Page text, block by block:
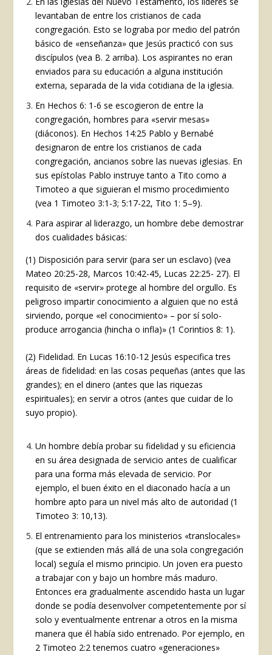
levantaban de entre los cristianos de cada
congregación. Esto se lograba por medio del patrón
básico de «enseñanza» que Jesús practicó con sus
discípulos (vea B. 2 arriba). Los aspirantes no eran
enviados para su educación a alguna institución
externa, separada de la vida cotidiana de la iglesia.
En Hechos 6: 1-6 se escogieron de entre la
congregación, hombres para «servir mesas»
(diáconos). En Hechos 14:25 Pablo y Bernabé
designaron de entre los cristianos de cada
congregación, ancianos sobre las nuevas iglesias. En
sus epístolas Pablo instruye tanto a Tito como a
Timoteo a que siguieran el mismo procedimiento
(vea 1 Timoteo 3:1-3; 5:17-22, Tito 1: 5–9).
Para aspirar al liderazgo, un hombre debe demostrar
dos cualidades básicas:
(1) Disposición para servir (para ser un esclavo) (vea
Mateo 20:25-28, Marcos 10:42-45, Lucas 22:25- 27). El
requisito de «servir» protege al hombre del orgullo. Es
peligroso impartir conocimiento a alguien que no está
sirviendo, porque «el conocimiento» – por sí solo-
produce arrogancia (hincha o infla)» (1 Corintios 8: 1).
(2) Fidelidad. En Lucas 16:10-12 Jesús especifica tres
áreas de fidelidad: en las cosas pequeñas (antes que las
grandes); en el dinero (antes que las riquezas
espirituales); en servir a otros (antes que cuidar de lo
suyo propio).
Un hombre debía probar su fidelidad y su eficiencia
en su área designada de servicio antes de cualificar
para una forma más elevada de servicio. Por
ejemplo, el buen éxito en el diaconado hacía a un
hombre apto para un nivel más alto de autoridad (1
Timoteo 3: 10,13).
El entrenamiento para los ministerios «translocales»
(que se extienden más allá de una sola congregación
local) seguía el mismo principio. Un joven era puesto
a trabajar con y bajo un hombre más maduro.
Entonces era gradualmente ascendido hasta un lugar
donde se podía desenvolver competentemente por sí
solo y eventualmente entrenar a otros en la misma
manera que él había sido entrenado. Por ejemplo, en
2 Timoteo 2:2 tenemos cuatro «generaciones»